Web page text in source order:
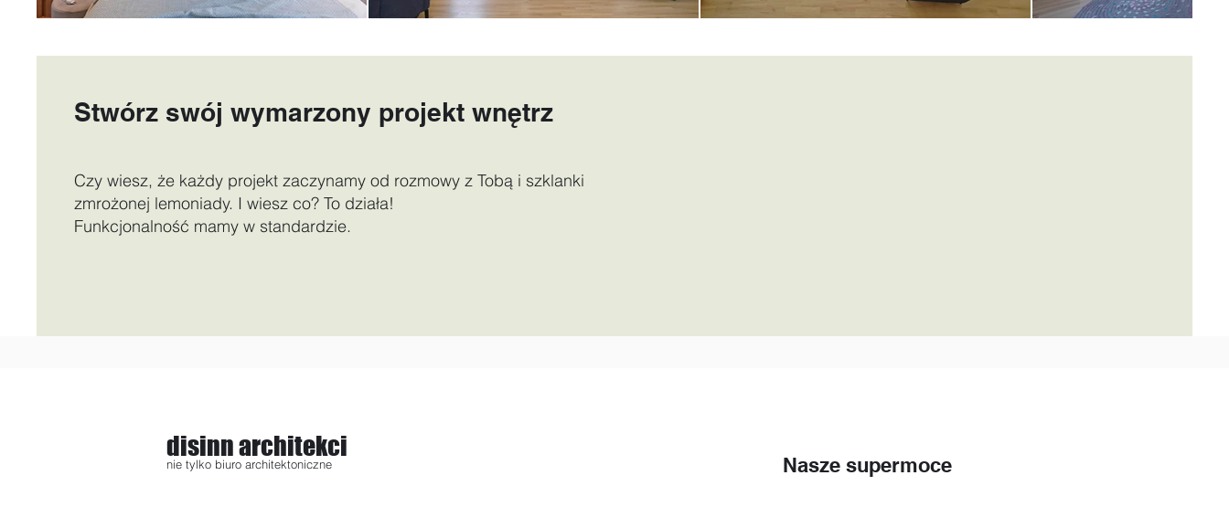
Stwórz swój wymarzony projekt wnętrz
Czy wiesz, że każdy projekt zaczynamy od rozmowy z Tobą i szklanki
zmrożonej lemoniady. I wiesz co? To działa!
Funkcjonalność mamy w standardzie.
disinn architekci
nie tylko biuro architektoniczne Nasze supermoce